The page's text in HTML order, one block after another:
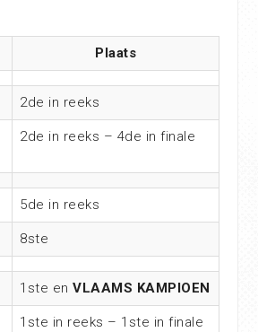
Plaats
2de in reeks
2de in reeks – 4de in finale
5de in reeks
8ste
1ste en VLAAMS KAMPIOEN
1ste in reeks – 1ste in finale